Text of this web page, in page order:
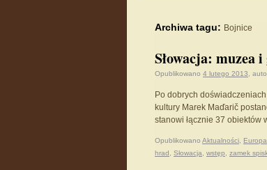
Archiwa tagu: Bojnice
Słowacja: muzea
Opublikowano 4 lutego 2013
Po dobrych
kultury Marek Maďarič
stanowi łącznie 37 obiektów
Opublikowano Aktualności Europa
hrad
Słowacja wstęp zamek